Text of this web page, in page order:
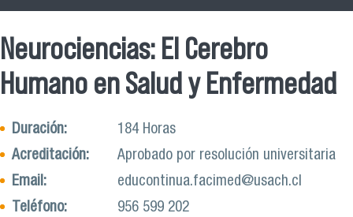
Neurociencias: El Cerebro
Humano en Salud y Enfermedad
Duración:
184 Horas
Acreditación:
Aprobado por resolución universitaria
Email:
educontinua.facimed@usach.cl
Teléfono:
956 599 202